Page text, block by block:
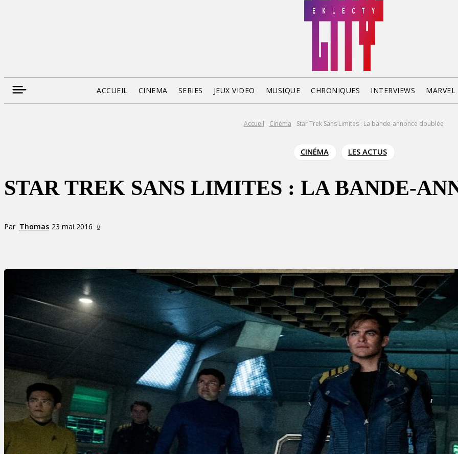
ACCUEIL CINEMA SERIES JEUX VIDEO MUSIQUE CHRONIQUES INTERVIEWS
Accueil Cinéma Star Trek Sans Limites : La bande-annonce doublée
CINÉMA LES ACTUS
STAR TREK SANS LIMITES : LA BANDE-
Par Thomas 23 mai 2016 0